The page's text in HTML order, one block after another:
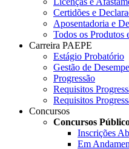
Certidões e
Aposentadoria e
Todos os Produtos
Carreira PAEPE
Estágio Probatório
Gestão de
Progressão
Requisitos
Requisitos
Concursos
Concursos
Inscrições
Em